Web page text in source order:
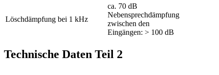
Löschdämpfung bei 1 kHz
ca. 70 dB
Nebensprechdämpfung
zwischen den
Eingängen: > 100 dB
Technische Daten Teil 2